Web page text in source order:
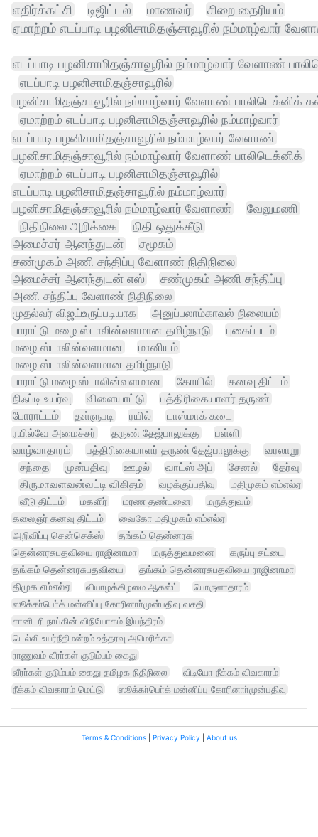
எதிர்க்கட்சி
டிஜிட்டல் மாணவர்
சிறை தைரியம்
ஏமாற்றம் எடப்பாடி பழனிசாமிதஞ்சாவூரில் நம்மாழ்வார்
எடப்பாடி பழனிசாமிதஞ்சாவூரில் நம்மாழ்வார் வேளாண்
எடப்பாடி பழனிசாமிதஞ்சாவூரில்
பழனிசாமிதஞ்சாவூரில் நம்மாழ்வார் வேளாண் பாலிடெக்னிக்
ஏமாற்றம் எடப்பாடி பழனிசாமிதஞ்சாவூரில் நம்மாழ்வார்
எடப்பாடி பழனிசாமிதஞ்சாவூரில் நம்மாழ்வார் வேளாண்
பழனிசாமிதஞ்சாவூரில் நம்மாழ்வார் வேளாண் பாலிடெக்னிக்
ஏமாற்றம் எடப்பாடி பழனிசாமிதஞ்சாவூரில்
எடப்பாடி பழனிசாமிதஞ்சாவூரில் நம்மாழ்வார்
பழனிசாமிதஞ்சாவூரில் நம்மாழ்வார் வேளாண்
வேலுமணி
நிதிநிலை அறிக்கை
நிதி ஒதுக்கீடு
அமைச்சர் ஆனந்துடன்
சமூகம்
சண்முகம் அணி சந்திப்பு வேளாண் நிதிநிலை
அமைச்சர் ஆனந்துடன் எஸ்
சண்முகம் அணி சந்திப்பு
அணி சந்திப்பு வேளாண் நிதிநிலை
முதல்வர் விஜய்உருப்படியாக
அனுப்பலாம்காவல் நிலையம்
பாராட்டு மழை ஸ்டாலின்வளமான தமிழ்நாடு
புகைப்படம்
மழை ஸ்டாலின்வளமான
மானியம்
மழை ஸ்டாலின்வளமான தமிழ்நாடு
பாராட்டு மழை ஸ்டாலின்வளமான கோயில்
கனவு திட்டம்
நிஃப்டி உயர்வு
விளையாட்டு
பத்திரிகையாளர் தருண்
போராட்டம்
தள்ளுபடி ரயில்
டாஸ்மாக் கடை
ரயில்வே அமைச்சர்
தருண் தேஜ்பாலுக்கு
பள்ளி
வாழ்வாதாரம்
பத்திரிகையாளர் தருண் தேஜ்பாலுக்கு வரலாறு
சந்தை முன்பதிவு ஊழல் வாட்ஸ் அப் சேனல்
தேர்வு
திருமாவளவன்வட்டி விகிதம்
வழக்குப்பதிவு
மதிமுகம் எம்எல்ஏ
வீடு திட்டம்
மகளிர் மரண தண்டனை
மருத்துவம்
கலைஞர் கனவு திட்டம்
வைகோ மதிமுகம் எம்எல்ஏ
அறிவிப்பு சென்செக்ஸ்
தங்கம் தென்னரசு
தென்னரசுபதவியை ராஜினாமா
மருத்துவமனை
கருப்பு சட்டை
தங்கம் தென்னரசுபதவியை
தங்கம் தென்னரசுபதவியை ராஜினாமா
திமுக எம்எல்ஏ
வியாழக்கிழமை ஆகஸ்ட்
பொருளாதாரம்
ஸூக்கா்பொ்க் மன்னிப்பு கோரினாா்முன்பதிவு வசதி
சானிடரி நாப்கின் விநியோகம் இயந்திரம்
டெல்லி உயர்நீதிமன்றம் உத்தரவு அமெரிக்கா
ராணுவம் வீரா்கள் குடும்பம் கைது
வீரா்கள் குடும்பம் கைது தமிழக நிதிநிலை
விடியோ நீக்கம் விவகாரம்
நீக்கம் விவகாரம் மெட்டு
ஸூக்கா்பொ்க் மன்னிப்பு கோரினாா்முன்பதிவு
Terms & Conditions| Privacy Policy About us